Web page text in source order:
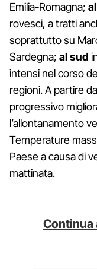
Emilia-Romagna;
rovesci, a tratti
soprattutto su
Sardegna; al sud
intensi nel corso
regioni. A partire
progressivo
l’allontanamento
Temperature
Paese a causa di
mattinata.
Continua